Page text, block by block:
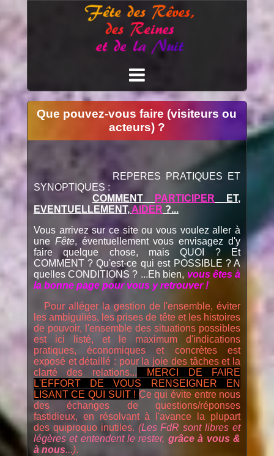
Que pouvez-vous faire (visiteurs ou
acteurs) ?
REPERES PRATIQUES ET
SYNOPTIQUES :
COMMENT
PARTICIPER ET,
EVENTUELLEMENT, AIDER ?...
Vous arrivez sur ce site ou vous voulez aller à
une Fête, éventuellement vous envisagez d'y
faire quelque chose, mais QUOI ? Et
COMMENT ? Qu'est-ce qui est POSSIBLE ? A
quelles CONDITIONS ? ...Eh bien, vous êtes à
la bonne page pour vous y retrouver !
Pour alléger la gestion de l'ensemble, éviter
les ambiguiïés, les prises de tête et les histoires
de pouvoir, l'ensemble des situations possibles
est ici listé, et le maximum d'indications
pratiques, économiques et concrètes est
exposé et détaillé : pour la joie des tâches et la
clarté des relations...
MERCI DE FAIRE
L'EFFORT DE VOUS RENSEIGNER EN
LISANT CE QUI SUIT ! Ce qui évite entre nous
des échanges de questions/réponses
fastidieux, en résolvant à l'avance la plupart
des quiproquo inutiles. (Les FdR sont libres et
légères et entendent le rester, grâce à vous &
à nous...).